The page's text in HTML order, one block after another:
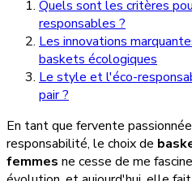
Quels sont les critères
responsables ?
Les innovations
baskets écologiques
Le style et l'éco-
pair ?
En tant que fervente
responsabilité, le choix de
femmes ne cesse de me